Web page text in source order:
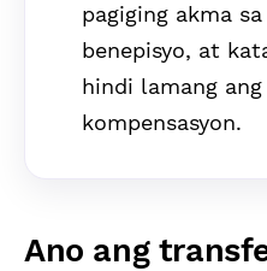
pagiging akma
benepisyo, at
hindi lamang
kompensasyon.
Ano ang